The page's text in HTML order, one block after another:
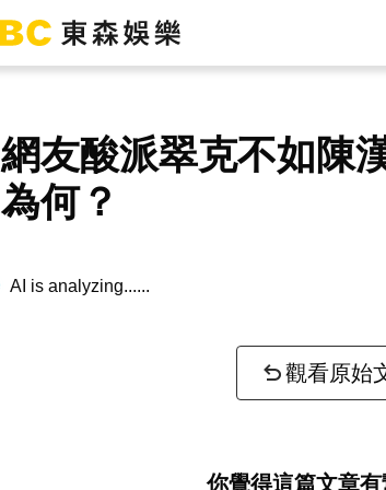
網友酸派翠克不如陳
為何？
AI is analyzing...
觀看原始
你覺得這篇文章有